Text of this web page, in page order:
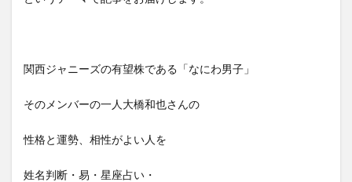
関西ジャニーズの有望株である「なにわ男子」
そのメンバーの一人大橋和也さんの
性格と運勢、相性がよい人を
姓名判断・易・星座占い・